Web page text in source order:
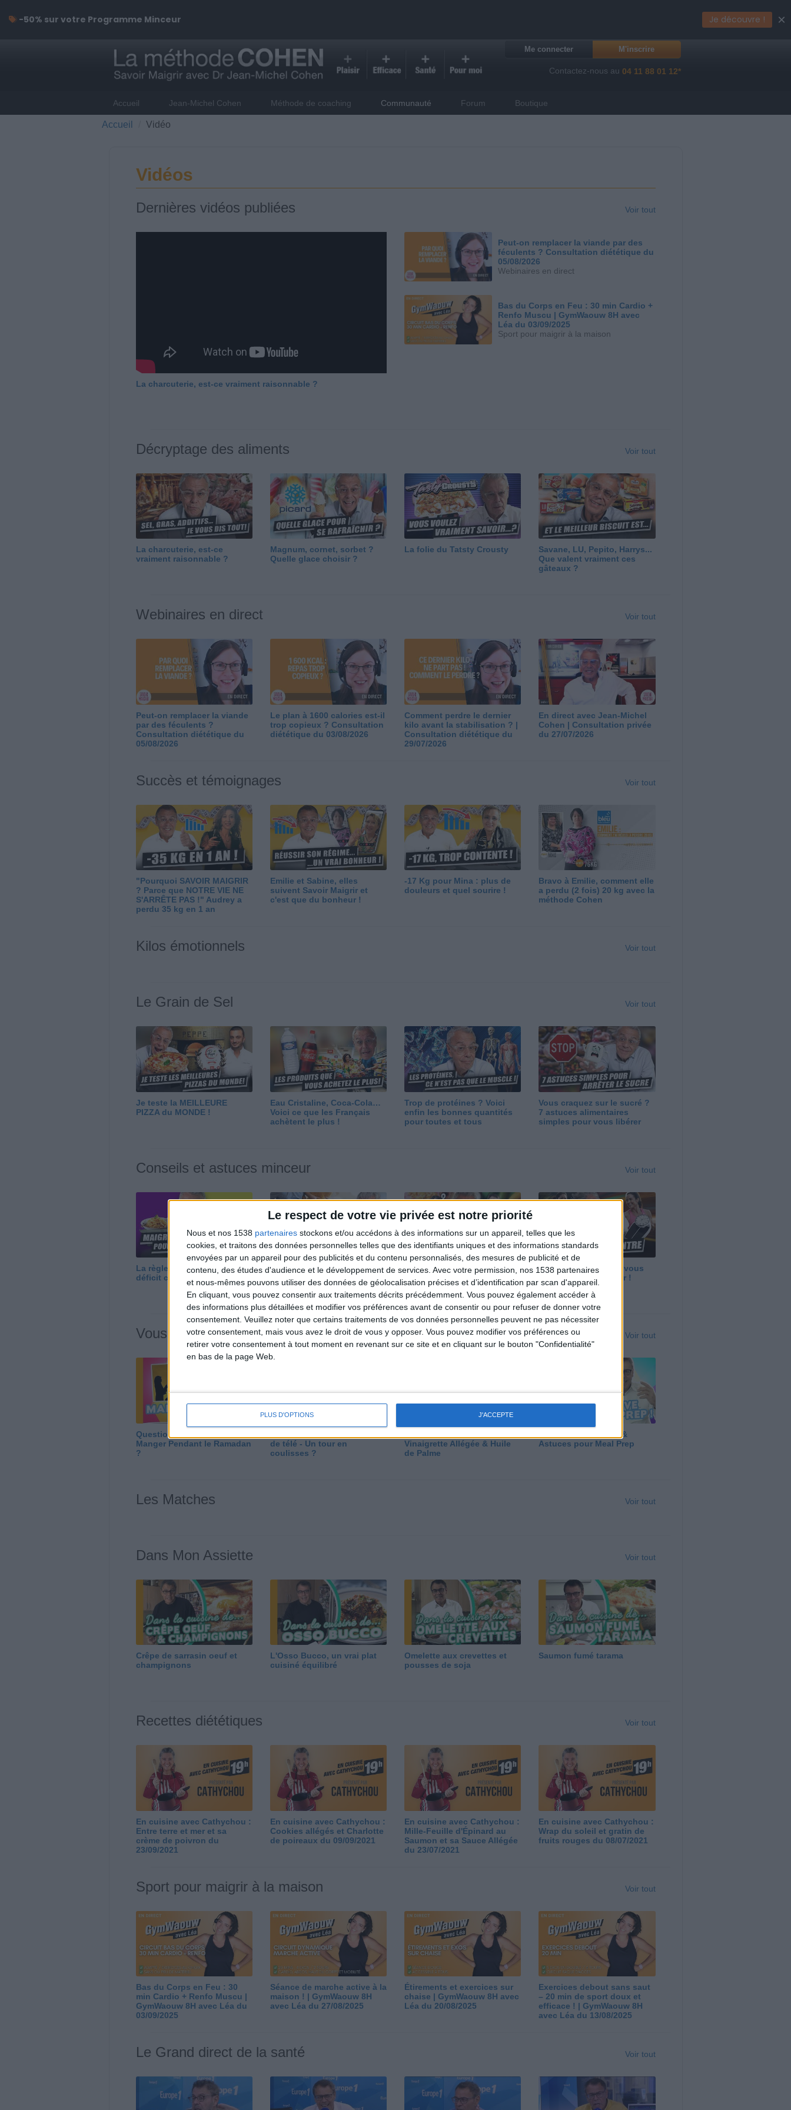
Le respect de votre vie privée est notre priorité
Nous et nos 1538 partenaires stockons et/ou accédons à des informations sur un appareil, telles que les
cookies, et traitons des données personnelles telles que des identifiants uniques et des informations standards
envoyées par un appareil pour des publicités et du contenu personnalisés, des mesures de publicité et de
contenu, des études d'audience et le développement de services. Avec votre permission, nos 1538 partenaires
et nous-mêmes pouvons utiliser des données de géolocalisation précises et d’identification par scan d'appareil.
En cliquant, vous pouvez consentir aux traitements décrits précédemment. Vous pouvez également accéder à
des informations plus détaillées et modifier vos préférences avant de consentir ou pour refuser de donner votre
consentement. Veuillez noter que certains traitements de vos données personnelles peuvent ne pas nécessiter
votre consentement, mais vous avez le droit de vous y opposer. Vous pouvez modifier vos préférences ou
retirer votre consentement à tout moment en revenant sur ce site et en cliquant sur le bouton "Confidentialité"
en bas de la page Web.
PLUS D'OPTIONS J'ACCEPTE
Me connecter M'inscrire
Contactez-nous au 04 11 88 01 12*
Accueil Jean-Michel Cohen Méthode de coaching Communauté Forum Boutique
Accueil Vidéo
Vidéos
Dernières vidéos publiées Voir tout
La charcuterie, est-ce vraiment raisonnable ?
Peut-on remplacer la viande par des
féculents ? Consultation diététique du
05/08/2026
Webinaires en direct
Bas du Corps en Feu : 30 min Cardio +
Renfo Muscu | GymWaouw 8H avec
Léa du 03/09/2025
Sport pour maigrir à la maison
Décryptage des aliments Voir tout
La charcuterie, est-ce
vraiment raisonnable ?
Magnum, cornet, sorbet ?
Quelle glace choisir ?
La folie du Tatsty Crousty
Savane, LU, Pepito, Harrys...
Que valent vraiment ces
gâteaux ?
Webinaires en direct Voir tout
Peut-on remplacer la viande
par des féculents ?
Consultation diététique du
05/08/2026
Le plan à 1600 calories est-il
trop copieux ? Consultation
diététique du 03/08/2026
Comment perdre le dernier
kilo avant la stabilisation ? |
Consultation diététique du
29/07/2026
En direct avec Jean-Michel
Cohen | Consultation privée
du 27/07/2026
Succès et témoignages Voir tout
"Pourquoi SAVOIR MAIGRIR
? Parce que NOTRE VIE NE
S'ARRÊTE PAS !" Audrey a
perdu 35 kg en 1 an
Emilie et Sabine, elles
suivent Savoir Maigrir et
c'est que du bonheur !
-17 Kg pour Mina : plus de
douleurs et quel sourire !
Bravo à Emilie, comment elle
a perdu (2 fois) 20 kg avec la
méthode Cohen
Kilos émotionnels Voir tout
Le Grain de Sel Voir tout
Je teste la MEILLEURE
PIZZA du MONDE !
Eau Cristaline, Coca-Cola…
Voici ce que les Français
achètent le plus !
Trop de protéines ? Voici
enfin les bonnes quantités
pour toutes et tous
Vous craquez sur le sucré ?
7 astuces alimentaires
simples pour vous libérer
Conseils et astuces minceur Voir tout
La règle N°1 pour maigrir : le
déficit calorique
Perdre 10 kg : ma méthode
est imparable
Et après la perte de poids ?
Je fais comment ?
Maigrir vite ? Ce que vous
devez vraiment savoir !
Vous m'avez demandé Voir tout
Question/Réponse : Que
Manger Pendant le Ramadan
?
de télé - Un tour en
coulisses ?
Vinaigrette Allégée & Huile
de Palme
Panga, Huile d'Olive &
Astuces pour Meal Prep
Les Matches Voir tout
Dans Mon Assiette Voir tout
Crêpe de sarrasin oeuf et
champignons
L'Osso Bucco, un vrai plat
cuisiné équilibré
Omelette aux crevettes et
pousses de soja
Saumon fumé tarama
Recettes diététiques Voir tout
En cuisine avec Cathychou :
Entre terre et mer et sa
crème de poivron du
23/09/2021
En cuisine avec Cathychou :
Cookies allégés et Charlotte
de poireaux du 09/09/2021
En cuisine avec Cathychou :
Mille-Feuille d'Épinard au
Saumon et sa Sauce Allégée
du 23/07/2021
En cuisine avec Cathychou :
Wrap du soleil et gratin de
fruits rouges du 08/07/2021
Sport pour maigrir à la maison Voir tout
Bas du Corps en Feu : 30
min Cardio + Renfo Muscu |
GymWaouw 8H avec Léa du
03/09/2025
Séance de marche active à la
maison ! | GymWaouw 8H
avec Léa du 27/08/2025
Étirements et exercices sur
chaise | GymWaouw 8H avec
Léa du 20/08/2025
Exercices debout sans saut
– 20 min de sport doux et
efficace ! | GymWaouw 8H
avec Léa du 13/08/2025
Le Grand direct de la santé Voir tout
-50% sur votre Programme Minceur Je découvre ! ×